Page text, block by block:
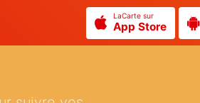
LaCarte sur
App Store